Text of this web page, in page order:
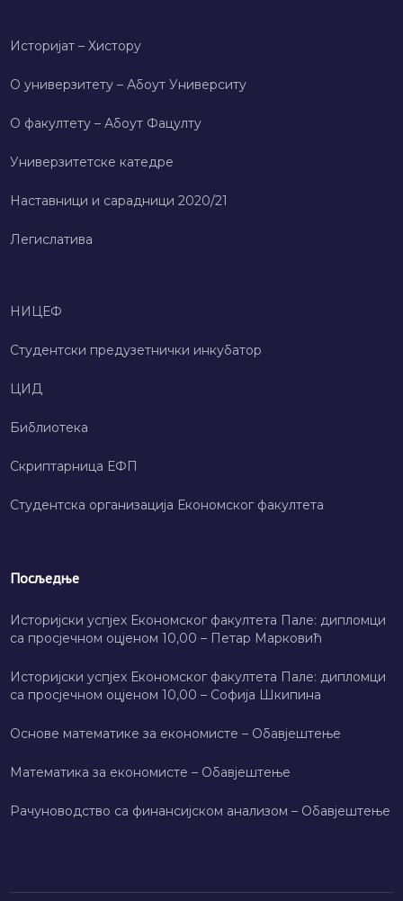
Историјат – Хисторy
О универзитету – Абоут Университy
О факултету – Абоут Фацултy
Универзитетске катедре
Наставници и сарадници 2020/21
Легислатива
НИЦЕФ
Студентски предузетнички инкубатор
ЦИД
Библиотека
Скриптарница ЕФП
Студентска организација Економског факултета
Посљедње
Историјски успјех Економског факултета Пале: дипломци
са просјечном оцјеном 10,00 – Петар Марковић
Историјски успјех Економског факултета Пале: дипломци
са просјечном оцјеном 10,00 – Софија Шкипина
Основе математике за економисте – Обавјештење
Математика за економисте – Обавјештење
Рачуноводство са финансијском анализом – Обавјештење